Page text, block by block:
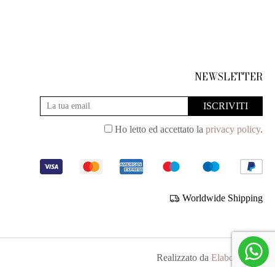
NEWSLETTER
Ho letto ed accettato la privacy policy.
Worldwide Shipping
Realizzato da Elabora Next